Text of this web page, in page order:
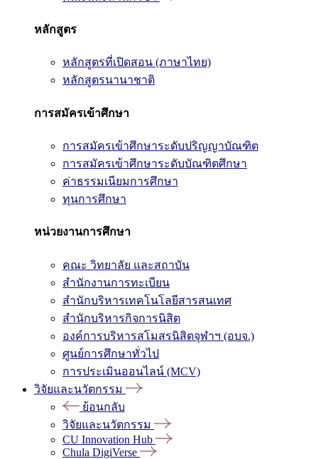
หลักสูตร
หลักสูตรที่เปิดสอน (ภาษาไทย)
หลักสูตรนานาชาติ
การสมัครเข้าศึกษา
การสมัครเข้าศึกษาระดับปริญญาบัณฑิต
การสมัครเข้าศึกษาระดับบัณฑิตศึกษา
ค่าธรรมเนียมการศึกษา
ทุนการศึกษา
หน่วยงานการศึกษา
คณะ วิทยาลัย และสถาบัน
สำนักงานการทะเบียน
สำนักบริหารเทคโนโลยีสารสนเทศ
สำนักบริหารกิจการนิสิต
องค์การบริหารสโมสรนิสิตจุฬาฯ (อบจ.)
ศูนย์การศึกษาทั่วไป
การประเมินออนไลน์ (MCV)
วิจัยและนวัตกรรม
ย้อนกลับ
วิจัยและนวัตกรรม
CU Innovation Hub
Chula DigiVerse